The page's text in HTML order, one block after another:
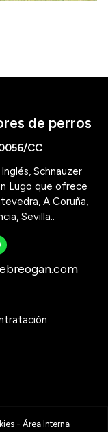
de perros
CC
Schnauzer
Lugo que ofrece
A Coruña,
Sevilla..
- Área Interna